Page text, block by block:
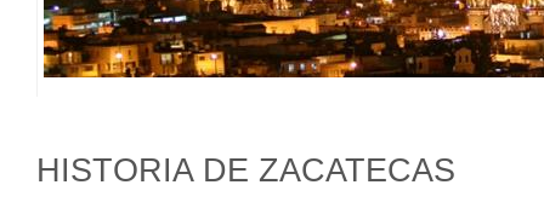
HISTORIA DE ZACATECAS